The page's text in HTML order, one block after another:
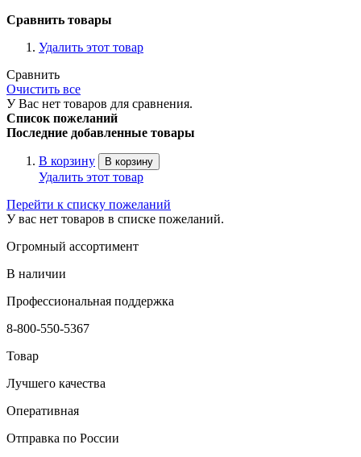
Сравнить товары
Удалить этот товар
Сравнить
Очистить все
У Вас нет товаров для сравнения.
Список пожеланий
Последние добавленные товары
В корзину В корзину
Удалить этот товар
Перейти к списку пожеланий
У вас нет товаров в списке пожеланий.
Огромный ассортимент
В наличии
Профессиональная поддержка
8-800-550-5367
Товар
Лучшего качества
Оперативная
Отправка по России